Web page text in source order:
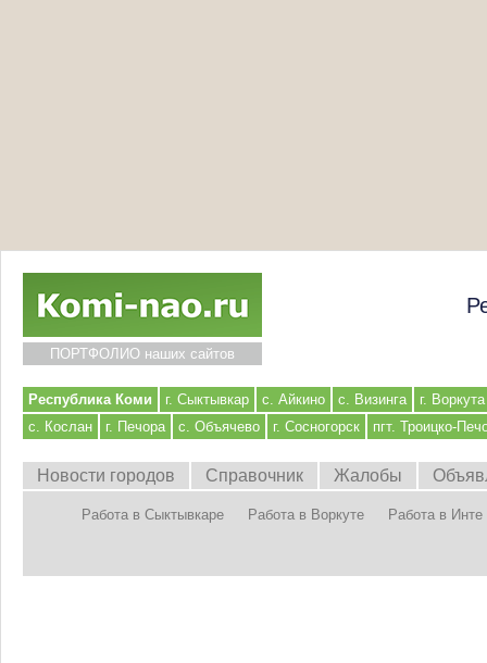
ПОРТФОЛИО наших сайтов
Республика Коми г. Сыктывкар с. Айкино с. Визинга
г. Воркута
с. Кослан
г. Печора с. Объячево г. Сосногорск пгт. Троицко-
Новости городов Справочник Жалобы
Работа в Сыктывкаре Работа в Воркуте Работа в Инте